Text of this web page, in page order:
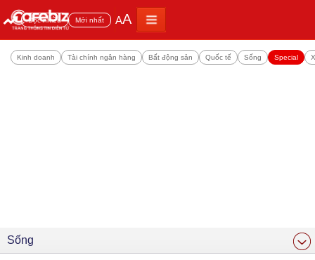
Đọc nhiều Mới nhất AA
Kinh doanh Tài chính ngân hàng Bất động sản Quốc tế Sống Special
Sống